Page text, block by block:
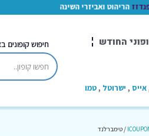
הריהוט ואביזרי השינה
החודש
אייס , ישרוטל ,טמו
חיפוש קופונים